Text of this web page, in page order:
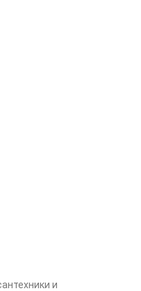
и